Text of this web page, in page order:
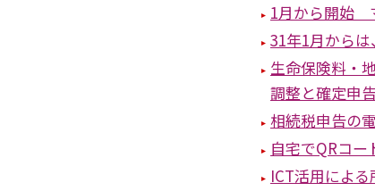
1月から開始
31年1月から
生命保険料・
調整と確定申
相続税申告の
自宅でQRコ
ICT活用によ